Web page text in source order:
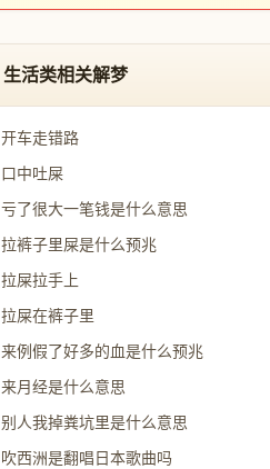
生活类相关解梦
开车走错路
口中吐屎
亏了很大一笔钱是什么意思
拉裤子里屎是什么预兆
拉屎拉手上
拉屎在裤子里
来例假了好多的血是什么预兆
来月经是什么意思
别人我掉粪坑里是什么意思
吹西洲是翻唱日本歌曲吗